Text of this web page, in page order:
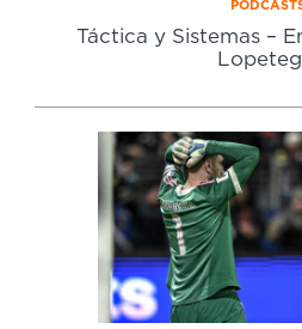
Táctica y Sistemas –